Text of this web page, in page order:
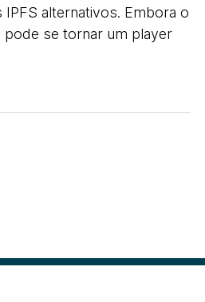
alternativos. Embora o
pode se tornar um player